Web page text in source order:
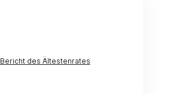
Bericht des Ältestenrates